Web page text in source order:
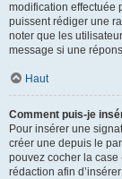
modification effectuée
puissent rédiger une
noter que les
message si une
Haut
Comment puis-je
Pour insérer une
créer une depuis le
pouvez cocher la
rédaction afin